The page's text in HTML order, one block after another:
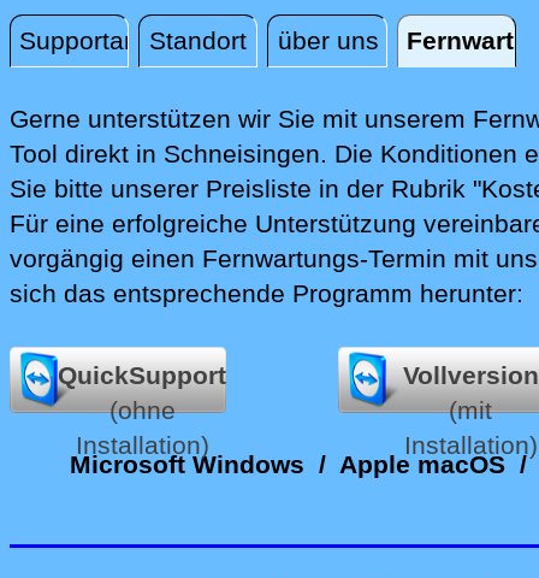
SupportanfrageStandort über uns
Fernwartung
Gerne unterstützen wir Sie mit unserem
Tool direkt in Schneisingen. Die Konditionen
Sie bitte unserer Preisliste in der Rubrik
Für eine erfolgreiche Unterstützung
vorgängig einen Fernwartungs-Termin mit
sich das entsprechende Programm herunter:
QuickSupport
(ohne
Installation)
Vollversion
(mit
Installation)
Microsoft Windows /Apple macOS /